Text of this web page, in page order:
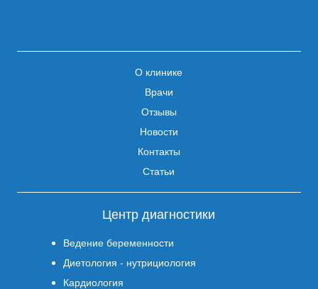
О клинике
Врачи
Отзывы
Новости
Контакты
Статьи
Центр диагностики
Ведение беременности
Диетология - нутрициология
Кардиология